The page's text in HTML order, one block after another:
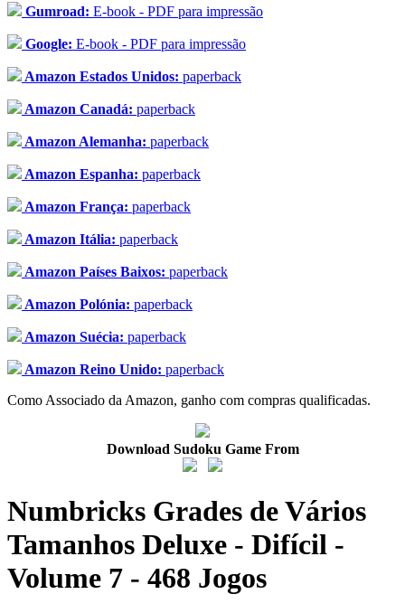
Gumroad: E-book - PDF para impressão
Google: E-book - PDF para impressão
Amazon Estados Unidos: paperback
Amazon Canadá: paperback
Amazon Alemanha: paperback
Amazon Espanha: paperback
Amazon França: paperback
Amazon Itália: paperback
Amazon Países Baixos: paperback
Amazon Polónia: paperback
Amazon Suécia: paperback
Amazon Reino Unido: paperback
Como Associado da Amazon, ganho com compras qualificadas.
Download Sudoku Game From
Numbricks Grades de Vários
Tamanhos Deluxe - Difícil -
Volume 7 - 468 Jogos